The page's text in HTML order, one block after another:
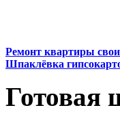
Ремонт квартиры
Шпаклёвка
Готовая